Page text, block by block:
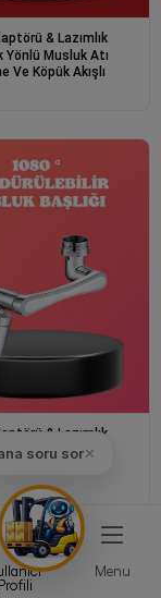
soru sor✕
Profili
Menu
& Lazımlık
Yönlü Musluk Atı
Ve Köpük Akışlı
& Lazımlık
Püskürtme
Başlığı Su